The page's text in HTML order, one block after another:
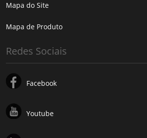
Mapa do Site
Mapa de Produto
Redes Sociais
Facebook
Youtube